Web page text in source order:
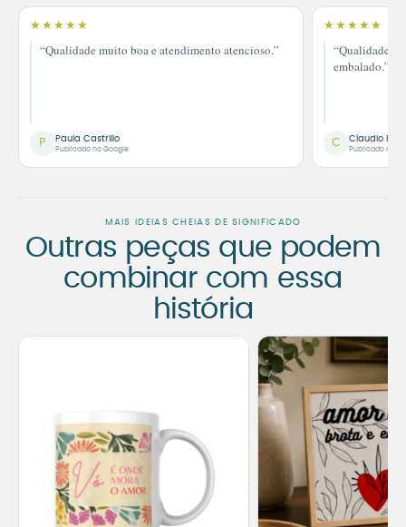
★★★★★
“Qualidade muito boa e atendimento atencioso.”
P Paula Castrillo
Publicado no Google
★★★★★
“Qualidade
embalado.”
C Claudio
Publicado no
MAIS IDEIAS CHEIAS DE SIGNIFICADO
Outras peças que podem
combinar com essa
história